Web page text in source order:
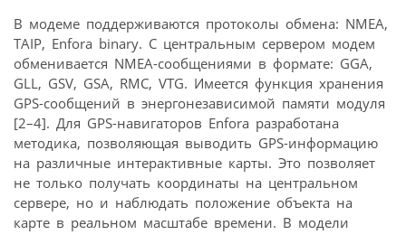
В модеме поддерживаются протоколы обмена: NMEA,
TAIP, Enfora binary. С центральным сервером модем
обменивается NMEA-сообщениями в формате: GGA,
GLL, GSV, GSA, RMC, VTG. Имеется функция хранения
GPS-сообщений в энергонезависимой памяти модуля
[2–4]. Для GPS-навигаторов Enfora разработана
методика, позволяющая выводить GPS-информацию
на различные интерактивные карты. Это позволяет
не только получать координаты на центральном
сервере, но и наблюдать положение объекта на
карте в реальном масштабе времени. В модели